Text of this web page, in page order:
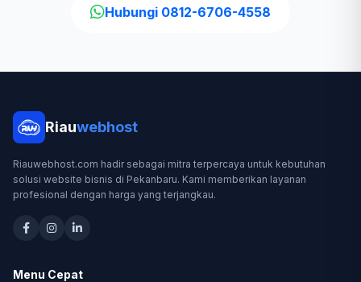
Hubungi 0812-6706-4558
Riauwebhost
Riauwebhost.com hadir sebagai mitra terpercaya untuk kebutuhan
solusi website bisnis di Pekanbaru. Kami memberikan layanan
profesional dengan harga yang terjangkau.
Menu Cepat